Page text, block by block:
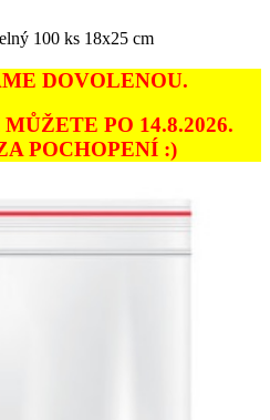
100 ks 18x25 cm
DOVOLENOU.
PO 14.8.2026.
POCHOPENÍ :)